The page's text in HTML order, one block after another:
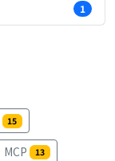
1
15
MCP 13